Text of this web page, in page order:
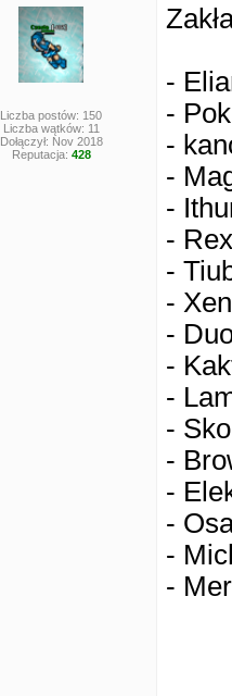
Liczba postów: 150
Liczba wątków: 11
Dołączył: Nov 2018
Reputacja: 428
-
-
-
-
-
-
-
-
-
-
-
-
-
-
-
-
-